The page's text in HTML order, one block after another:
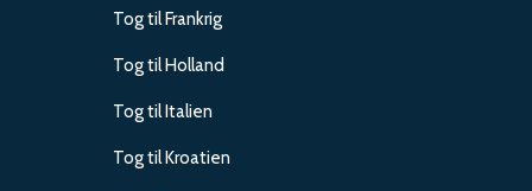
Tog til Frankrig
Tog til Holland
Tog til Italien
Tog til Kroatien